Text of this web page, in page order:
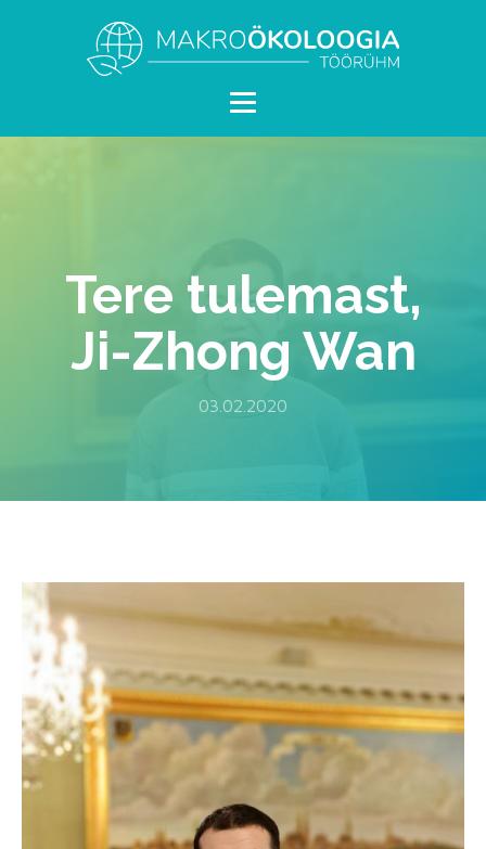
Tere tulemast,
Ji-Zhong Wan
03.02.2020